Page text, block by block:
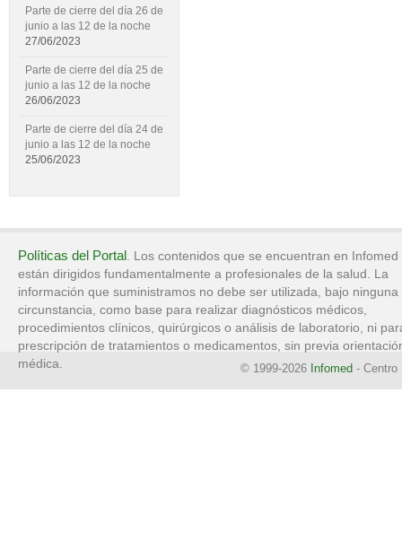
Parte de cierre del día 26 de
junio a las 12 de la noche
27/06/2023
Parte de cierre del día 25 de
junio a las 12 de la noche
26/06/2023
Parte de cierre del día 24 de
junio a las 12 de la noche
25/06/2023
Políticas del Portal. Los contenidos que se encuentran en Infomed
están dirigidos fundamentalmente a profesionales de la salud. La
información que suministramos no debe ser utilizada, bajo ninguna
circunstancia, como base para realizar diagnósticos médicos,
procedimientos clínicos, quirúrgicos o análisis de laboratorio, ni
prescripción de tratamientos o medicamentos, sin previa
médica.
© 1999-2026 Infomed - Centro